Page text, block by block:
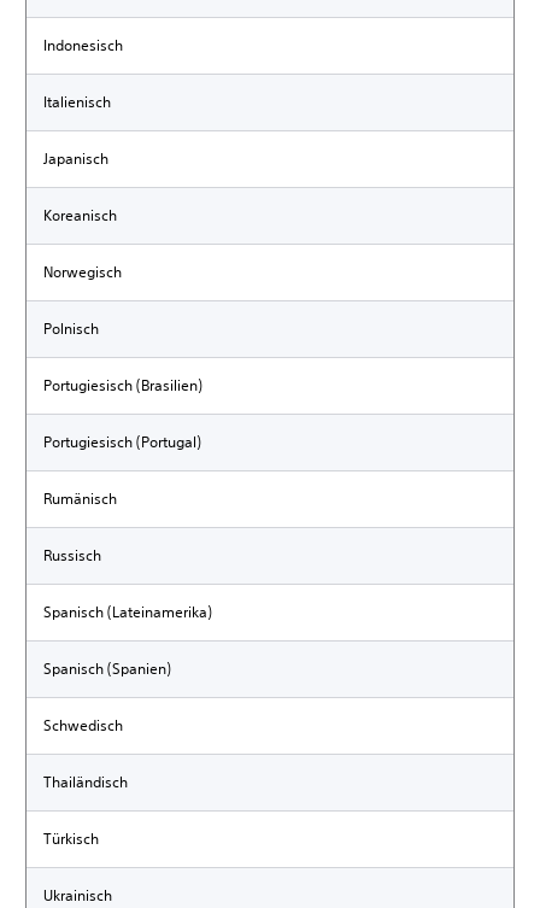
Indonesisch
Italienisch
Japanisch
Koreanisch
Norwegisch
Polnisch
Portugiesisch (Brasilien)
Portugiesisch (Portugal)
Rumänisch
Russisch
Spanisch (Lateinamerika)
Spanisch (Spanien)
Schwedisch
Thailändisch
Türkisch
Ukrainisch